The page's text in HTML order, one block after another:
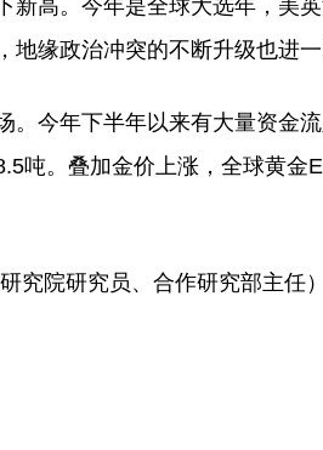
高。今年是全球大选年，美
缘政治冲突的不断升级也进一
今年下半年以来有大量资金
吨。叠加金价上涨，全球黄
究院研究员、合作研究部主任）